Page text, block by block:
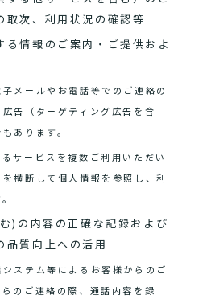
取次、利用状況の確認等
る情報のご案内・ご提供およ
メールやお電話等でのご連絡の
告（ターゲティング広告を含
あります。
サービスを複数ご利用いただい
横断して個人情報を参照し、利
)の内容の正確な記録および
品質向上への活用
ステム等によるお客様からのご
のご連絡の際、通話内容を録